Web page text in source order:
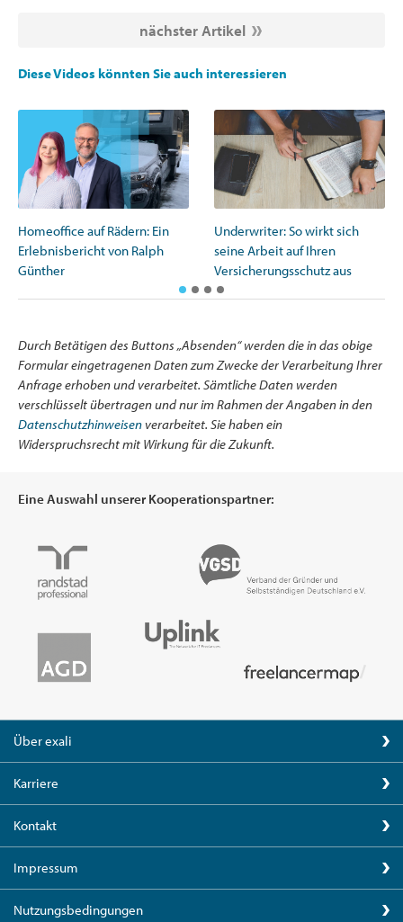
nächster Artikel
Diese Videos könnten Sie auch interessieren
Homeoffice auf Rädern: Ein
Erlebnisbericht von Ralph
Günther
Underwriter: So wirkt sich
seine Arbeit auf Ihren
Versicherungsschutz aus
Durch Betätigen des Buttons „Absenden“ werden die in das obige
Formular eingetragenen Daten zum Zwecke der Verarbeitung Ihrer
Anfrage erhoben und verarbeitet. Sämtliche Daten werden
verschlüsselt übertragen und nur im Rahmen der Angaben in den
Datenschutzhinweisenverarbeitet. Sie haben ein
Widerspruchsrecht mit Wirkung für die Zukunft.
Eine Auswahl unserer Kooperationspartner:
Über exali
Karriere
Kontakt
Impressum
Nutzungsbedingungen